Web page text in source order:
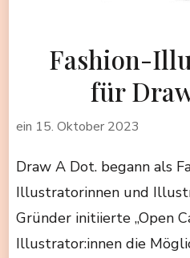
Fashion-
für
ein 15. Oktober 2023
Draw A Dot. begann als
Illustratorinnen und
Gründer initiierte „Open
Illustrator:innen die